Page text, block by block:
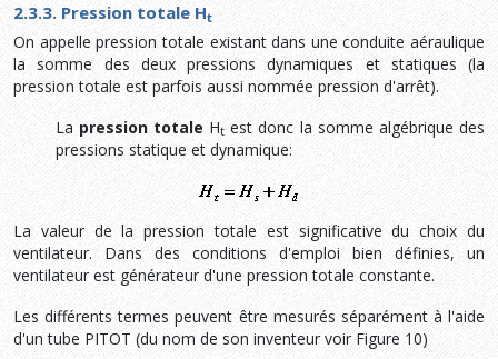
2.3.3. Pression totale Ht
On appelle pression totale existant dans une conduite aéraulique
la somme des deux pressions dynamiques et statiques (la
pression totale est parfois aussi nommée pression d'arrêt).
La pression totale Ht est donc la somme algébrique des
pressions statique et dynamique:
La valeur de la pression totale est significative du choix du
ventilateur. Dans des conditions d'emploi bien définies, un
ventilateur est générateur d'une pression totale constante.
Les différents termes peuvent être mesurés séparément à l'aide
d'un tube PITOT (du nom de son inventeur voir Figure 10)